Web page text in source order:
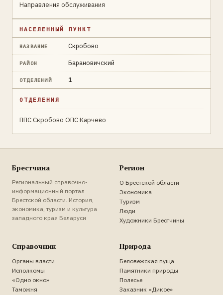
Направления обслуживания
НАСЕЛЕННЫЙ ПУНКТ
НАЗВАНИЕ Скробово
РАЙОН Барановичский
ОТДЕЛЕНИЙ 1
ОТДЕЛЕНИЯ
ППС Скробово ОПС Карчево
Брестчина
Региональный справочно-
информационный портал
Брестской области. История,
экономика, туризм и культура
западного края Беларуси
Регион
О Брестской области
Экономика
Туризм
Люди
Художники Брестчины
Справочник
Органы власти
Исполкомы
«Одно окно»
Таможня
Природа
Беловежская пуща
Памятники природы
Полесье
Заказник «Дикое»